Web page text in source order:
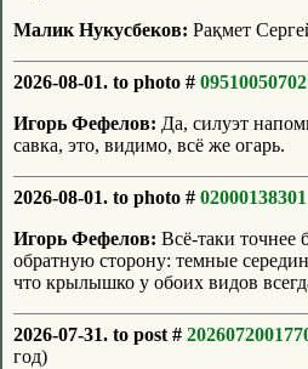
Малик Нукусбеков: Рақмет
2026-08-01. to photo # 09510050702
Игорь Фефелов: Да, силуэт
савка, это, видимо, всё же огарь.
2026-08-01. to photo # 02000138301
Игорь Фефелов: Всё-таки точнее
обратную сторону: темные
что крылышко у обоих видов
2026-07-31. to post #
год)